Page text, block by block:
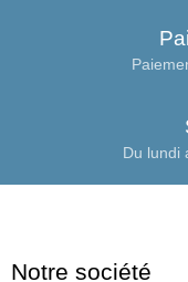
Du lundi
Notre société